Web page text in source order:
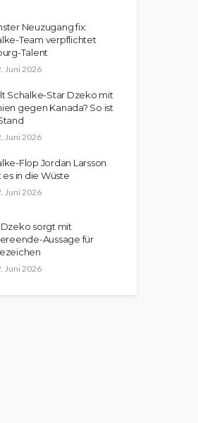
Neuzugang fix:
Team verpflichtet
Talent
Juni 2026
Schalke-Star Dzeko mit
gegen Kanada? So ist
Juni 2026
Flop Jordan Larsson
es in die Wüste
Juni 2026
Dzeko sorgt mit
Aussage für
Juni 2026